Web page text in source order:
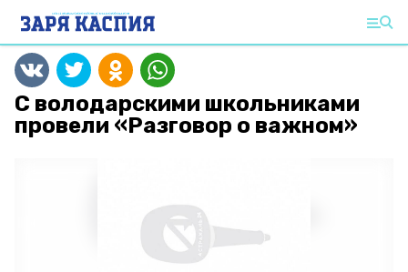
С володарскими школьниками
провели «Разговор о важном»